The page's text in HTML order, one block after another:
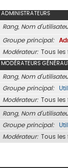
ADMINISTRATEURS
Rang, Nom
Groupe principal
Modérateur
Tous
MODÉRATEURS
Rang, Nom
Groupe principal
Modérateur
Tous
Rang, Nom
Groupe principal
Modérateur
Tous